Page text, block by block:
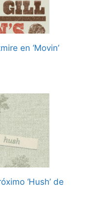
en ‘Movin’
‘Hush’ de